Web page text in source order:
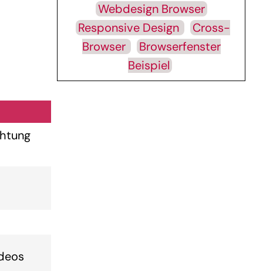
Webdesign Browser
Responsive Design
Cross-
Browser
Browserfenster
Beispiel